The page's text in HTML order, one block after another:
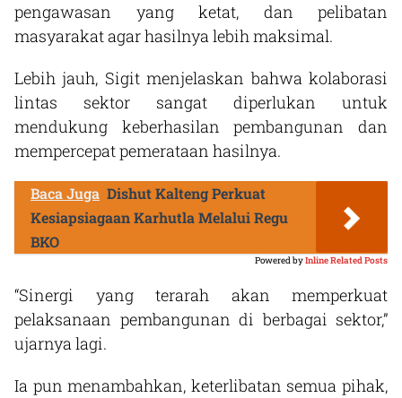
pengawasan yang ketat, dan pelibatan
masyarakat agar hasilnya lebih maksimal.
Lebih jauh, Sigit menjelaskan bahwa kolaborasi
lintas sektor sangat diperlukan untuk
mendukung keberhasilan pembangunan dan
mempercepat pemerataan hasilnya.
Baca Juga Dishut Kalteng Perkuat
Kesiapsiagaan Karhutla Melalui Regu
BKO
Powered byInline Related Posts
“Sinergi yang terarah akan memperkuat
pelaksanaan pembangunan di berbagai sektor,”
ujarnya lagi.
Ia pun menambahkan, keterlibatan semua pihak,